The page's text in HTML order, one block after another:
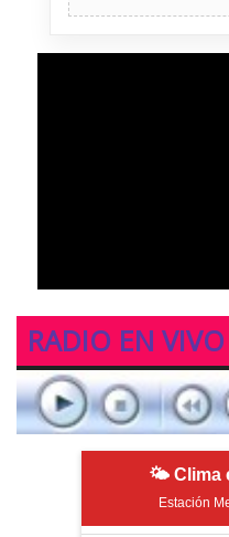
RADIO EN VIVO
🌤 Clima
Estación